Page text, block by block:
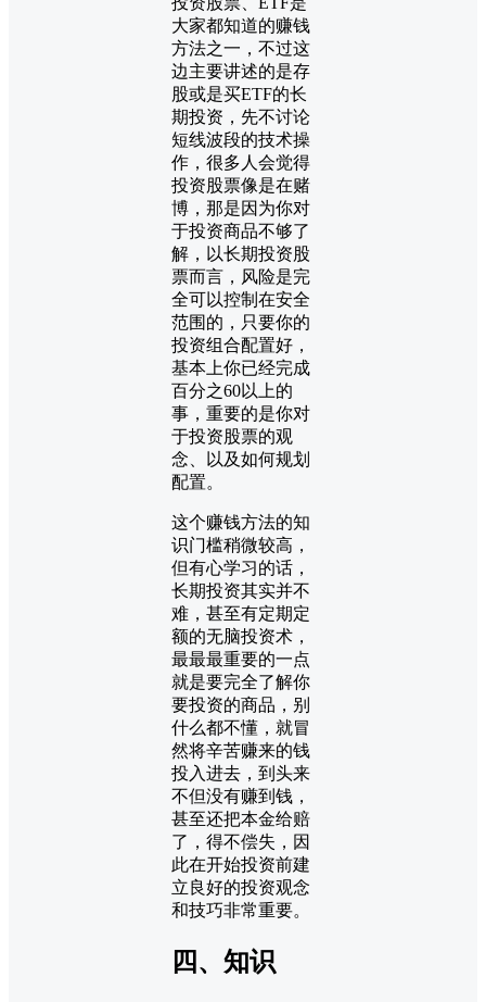
大家都知道的赚钱
方法之一，不过这
边主要讲述的是存
股或是买ETF的长
期投资，先不讨论
短线波段的技术操
作，很多人会觉得
投资股票像是在赌
博，那是因为你对
于投资商品不够了
解，以长期投资股
票而言，风险是完
全可以控制在安全
范围的，只要你的
投资组合配置好，
基本上你已经完成
百分之60以上的
事，重要的是你对
于投资股票的观
念、以及如何规划
配置。
这个赚钱方法的知
识门槛稍微较高，
但有心学习的话，
长期投资其实并不
难，甚至有定期定
额的无脑投资术，
最最最重要的一点
就是要完全了解你
要投资的商品，别
什么都不懂，就冒
然将辛苦赚来的钱
投入进去，到头来
不但没有赚到钱，
甚至还把本金给赔
了，得不偿失，因
此在开始投资前建
立良好的投资观念
和技巧非常重要。
四、知识